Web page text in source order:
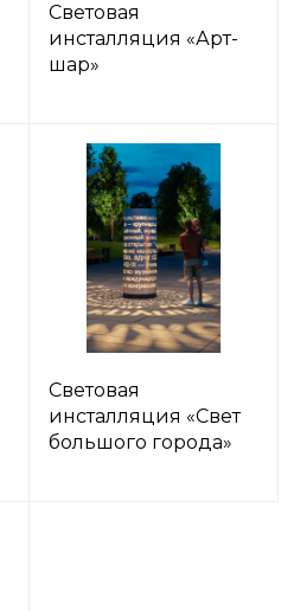
Световая
инсталляция «Арт-
шар»
Световая
инсталляция «Свет
большого города»